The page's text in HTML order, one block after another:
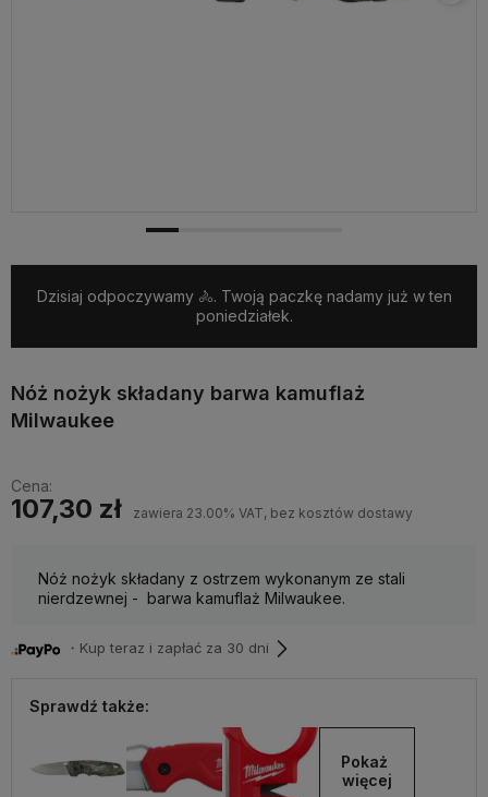
Dzisiaj odpoczywamy 🚴. Twoją paczkę nadamy już w ten
poniedziałek.
Nóż nożyk składany barwa kamuflaż
Milwaukee
Cena:
107,30 zł zawiera 23.00% VAT, bez kosztów dostawy
Nóż nożyk składany z ostrzem wykonanym ze stali
nierdzewnej - barwa kamuflaż Milwaukee.
・Kup teraz i zapłać za 30 dni
Sprawdź także:
Pokaż
więcej